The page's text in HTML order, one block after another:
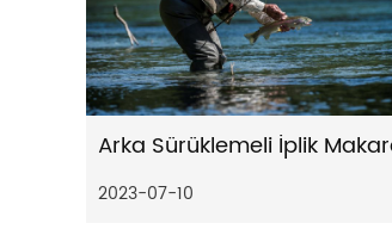
2023-07-10